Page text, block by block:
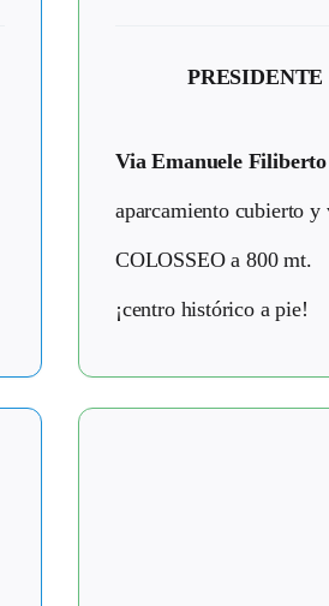
PRESIDENTE
Via Emanuele
aparcamiento cubierto
COLOSSEO a 800 mt.
¡centro histórico a pie!